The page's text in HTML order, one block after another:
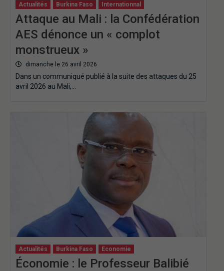
Actualités Burkina Faso Internationnal
Attaque au Mali : la Confédération
AES dénonce un « complot
monstrueux »
dimanche le 26 avril 2026
Dans un communiqué publié à la suite des attaques du 25
avril 2026 au Mali,…
Actualités Burkina Faso Economie
Économie : le Professeur Balibié